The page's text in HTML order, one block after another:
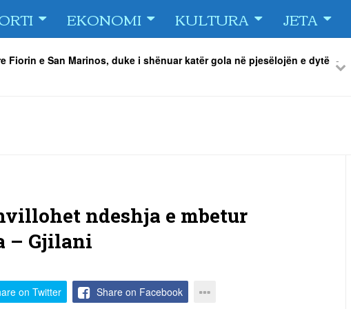
EKONOMI KULTURA JETA
Fiorin e San Marinos, duke i shënuar katër gola në pjesëlojën e dytë
Orhan Abdi -06/08/2026
këta lojtarë
Previous
ndeshja e mbetur
– Gjilani
on Twitter Share on Facebook